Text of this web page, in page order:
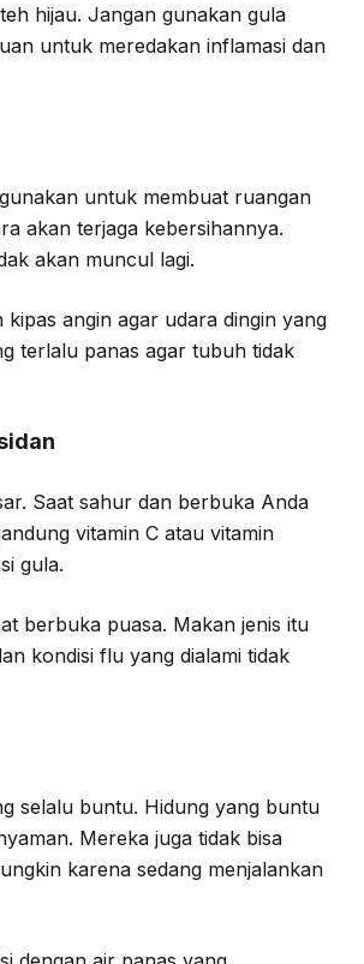
hijau. Jangan gunakan gula
untuk meredakan inflamasi dan
untuk membuat ruangan
akan terjaga kebersihannya.
akan muncul lagi.
angin agar udara dingin yang
terlalu panas agar tubuh tidak
Saat sahur dan berbuka Anda
vitamin C atau vitamin
gula.
berbuka puasa. Makan jenis itu
kondisi flu yang dialami tidak
selalu buntu. Hidung yang buntu
Mereka juga tidak bisa
karena sedang menjalankan